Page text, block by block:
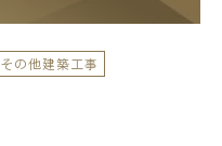
その他建築工事